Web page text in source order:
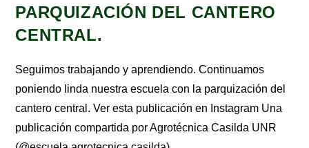
PARQUIZACIÓN DEL CANTERO
CENTRAL.
Seguimos trabajando y aprendiendo. Continuamos
poniendo linda nuestra escuela con la parquización del
cantero central. Ver esta publicación en Instagram Una
publicación compartida por Agrotécnica Casilda UNR